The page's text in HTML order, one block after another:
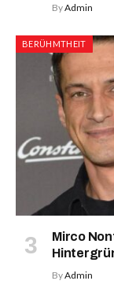
ByAdmin
BERÜHMTHEIT
Mirco
ByAdmin